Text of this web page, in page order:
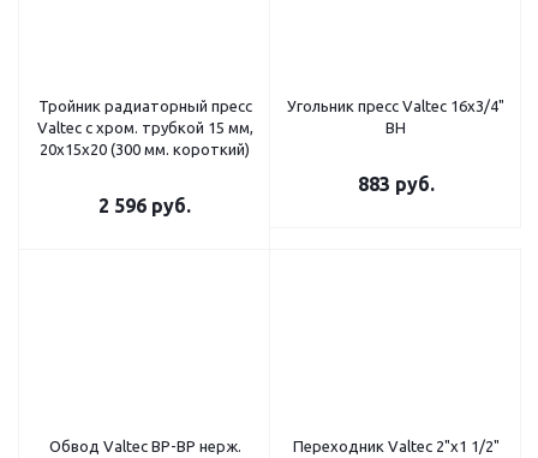
Тройник радиаторный пресс
Valtec с хром. трубкой 15 мм,
20х15х20 (300 мм. короткий)
2 596 руб.
Угольник пресс Valtec 16х3/4"
ВН
883 руб.
Обвод Valtec ВР-ВР нерж.
Переходник Valtec 2"х1 1/2"